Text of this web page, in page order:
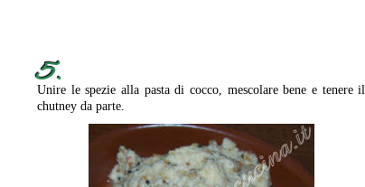
5.
Unire le spezie alla pasta di cocco, mescolare bene e tenere il
chutney da parte.